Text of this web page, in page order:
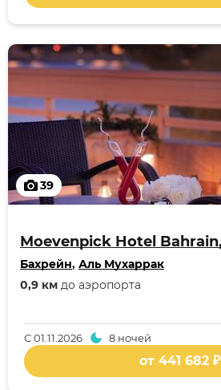
39
Бахрейн, Аль Мухаррак
0,9 км до аэропорта
С01.11.2026 8 ночей
от 441 682 ₽